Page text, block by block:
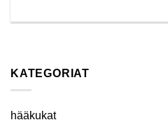
KATEGORIAT
hääkukat